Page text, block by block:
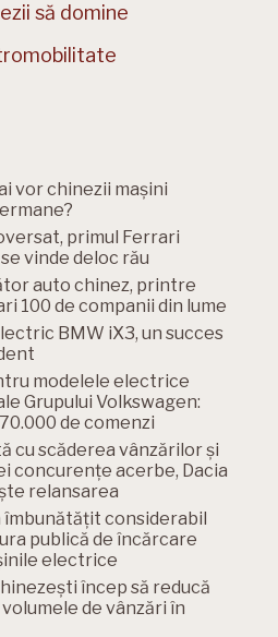
să domine
vor chinezii mașini
primul Ferrari
vinde deloc rău
auto chinez, printre
100 de companii din lume
BMW iX3, un succes
modelele electrice
Grupului Volkswagen:
de comenzi
cu scăderea vânzărilor și
concurențe acerbe, Dacia
relansarea
îmbunătățit considerabil
publică de încărcare
electrice
încep să reducă
de vânzări în